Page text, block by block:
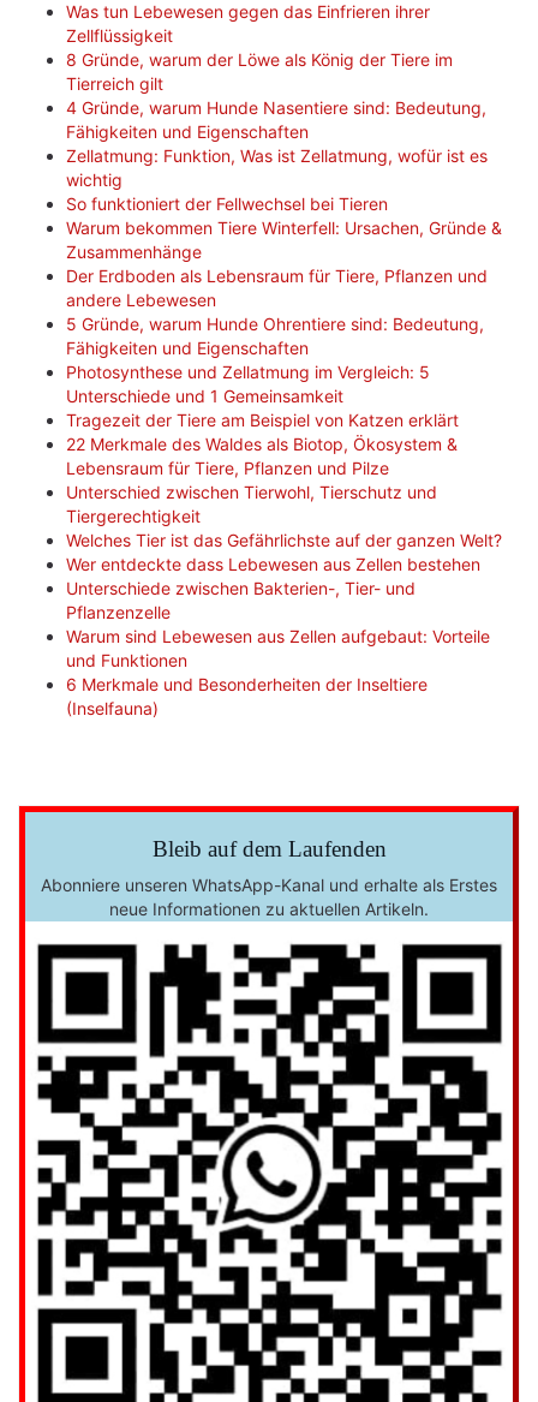
Was tun Lebewesen gegen das Einfrieren ihrer
Zellflüssigkeit
8 Gründe, warum der Löwe als König der Tiere im
Tierreich gilt
4 Gründe, warum Hunde Nasentiere sind: Bedeutung,
Fähigkeiten und Eigenschaften
Zellatmung: Funktion, Was ist Zellatmung, wofür ist es
wichtig
So funktioniert der Fellwechsel bei Tieren
Warum bekommen Tiere Winterfell: Ursachen, Gründe &
Zusammenhänge
Der Erdboden als Lebensraum für Tiere, Pflanzen und
andere Lebewesen
5 Gründe, warum Hunde Ohrentiere sind: Bedeutung,
Fähigkeiten und Eigenschaften
Photosynthese und Zellatmung im Vergleich: 5
Unterschiede und 1 Gemeinsamkeit
Tragezeit der Tiere am Beispiel von Katzen erklärt
22 Merkmale des Waldes als Biotop, Ökosystem &
Lebensraum für Tiere, Pflanzen und Pilze
Unterschied zwischen Tierwohl, Tierschutz und
Tiergerechtigkeit
Welches Tier ist das Gefährlichste auf der ganzen Welt?
Wer entdeckte dass Lebewesen aus Zellen bestehen
Unterschiede zwischen Bakterien-, Tier- und
Pflanzenzelle
Warum sind Lebewesen aus Zellen aufgebaut: Vorteile
und Funktionen
6 Merkmale und Besonderheiten der Inseltiere
(Inselfauna)
Bleib auf dem Laufenden
Abonniere unseren WhatsApp-Kanal und erhalte als Erstes
neue Informationen zu aktuellen Artikeln.